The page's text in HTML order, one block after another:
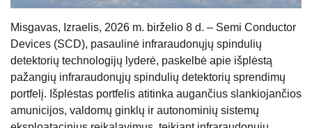
Misgavas, Izraelis, 2026 m. birželio 8 d. – Semi Conductor
Devices (SCD), pasaulinė infraraudonųjų spindulių
detektorių technologijų lyderė, paskelbė apie išplėstą
pažangių infraraudonųjų spindulių detektorių sprendimų
portfelį. Išplėstas portfelis atitinka augančius slankiojančios
amunicijos, valdomų ginklų ir autonominių sistemų